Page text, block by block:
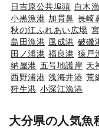
日吉原公共埠頭 白木
小黒漁港 加貫鼻 長崎
秋の江ふれあい広場
島田漁港 風成港 破磯
田ノ浦港 福良港 猿戸
納屋港 五号地護岸 天
西野浦港 浅海井港 荒
狩生港 小深江漁港
大分県の人気魚